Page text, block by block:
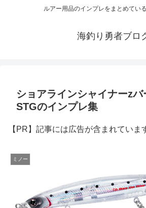
ルアー用品のインプレをまとめてい
海釣り勇者ブロ
ショアラインシャイナーzバ
STGのインプレ集
【PR】記事には広告が含まれていま
ミノー